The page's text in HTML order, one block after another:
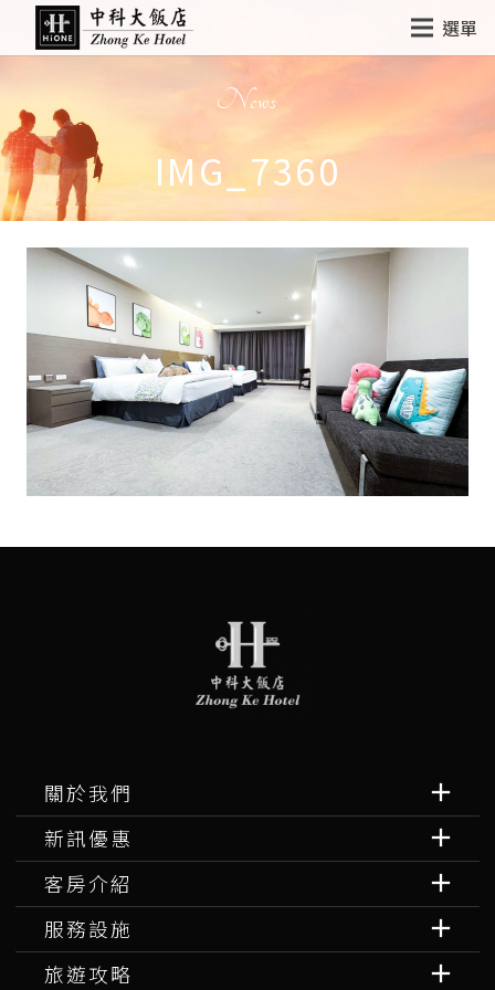
選單
News
IMG_7360
關於我們
新訊優惠
客房介紹
服務設施
旅遊攻略